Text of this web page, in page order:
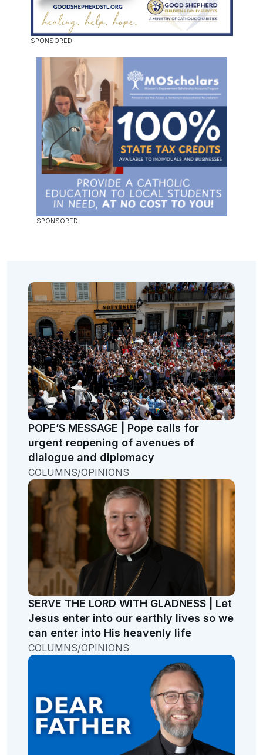
POPE’S MESSAGE | Pope calls for
urgent reopening of avenues of
dialogue and diplomacy
COLUMNS/OPINIONS
SERVE THE LORD WITH GLADNESS | Let
Jesus enter into our earthly lives so we
can enter into His heavenly life
COLUMNS/OPINIONS